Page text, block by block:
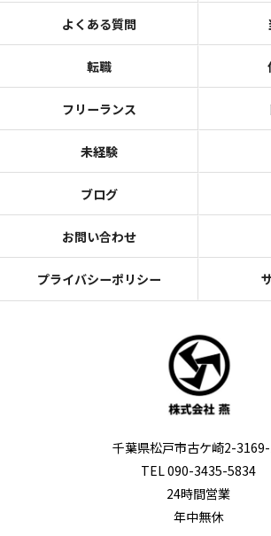
よくある質問
転職
フリーランス
未経験
ブログ
お問い合わせ
プライバシーポリシー
千葉県松戸市古ケ崎2-
TEL 090-3435-5834
24時間営業
年中無休